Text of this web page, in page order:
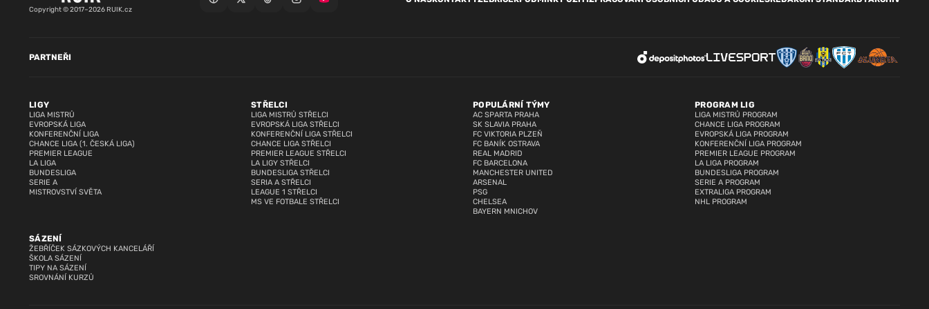
Copyright © 2017–2026 RUIK.cz
LIGY
LIGA MISTRŮ
EVROPSKÁ LIGA
KONFERENČNÍ LIGA
CHANCE LIGA (1. ČESKÁ LIGA)
PREMIER LEAGUE
LA LIGA
BUNDESLIGA
SERIE A
MISTROVSTVÍ SVĚTA
STŘELCI
LIGA MISTRŮ STŘELCI
EVROPSKÁ LIGA STŘELCI
KONFERENČNÍ LIGA STŘELCI
CHANCE LIGA STŘELCI
PREMIER LEAGUE STŘELCI
LA LIGY STŘELCI
BUNDESLIGA STŘELCI
SERIA A STŘELCI
LEAGUE 1 STŘELCI
MS VE FOTBALE STŘELCI
POPULÁRNÍ TÝMY
AC SPARTA PRAHA
SK SLAVIA PRAHA
FC VIKTORIA PLZEŇ
FC BANÍK OSTRAVA
REAL MADRID
FC BARCELONA
MANCHESTER UNITED
ARSENAL
PSG
CHELSEA
BAYERN MNICHOV
PROGRAM LIG
LIGA MISTRŮ PROGRAM
CHANCE LIGA PROGRAM
EVROPSKÁ LIGA PROGRAM
KONFERENČNÍ LIGA PROGRAM
PREMIER LEAGUE PROGRAM
LA LIGA PROGRAM
BUNDESLIGA PROGRAM
SERIE A PROGRAM
EXTRALIGA PROGRAM
NHL PROGRAM
SÁZENÍ
ŽEBŘÍČEK SÁZKOVÝCH KANCELÁŘÍ
ŠKOLA SÁZENÍ
TIPY NA SÁZENÍ
SROVNÁNÍ KURZŮ
PARTNEŘI